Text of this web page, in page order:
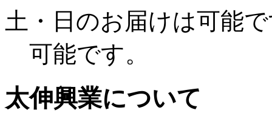
土・日のお届けは可能
可能です。
太伸興業について